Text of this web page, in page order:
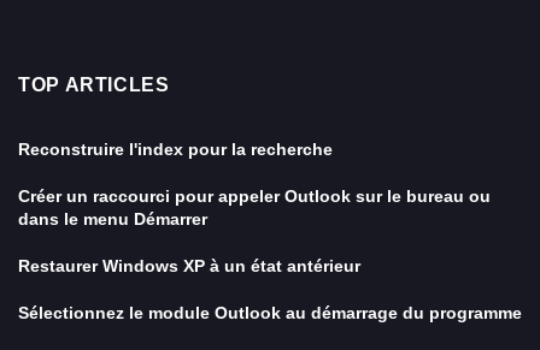
TOP ARTICLES
Reconstruire l'index pour la recherche
Créer un raccourci pour appeler Outlook sur le bureau ou
dans le menu Démarrer
Restaurer Windows XP à un état antérieur
Sélectionnez le module Outlook au démarrage du programme